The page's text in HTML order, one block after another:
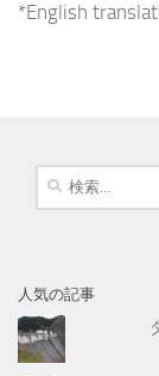
*English
検
人気の記事